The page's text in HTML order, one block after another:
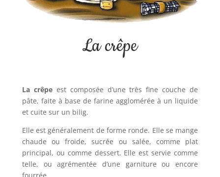
La crêpe
La crêpeest composée d’une très fine couche de
pâte, faite à base de farine agglomérée à un liquide
et cuite sur un bilig.
Elle est généralement de forme ronde. Elle se mange
chaude ou froide, sucrée ou salée, comme plat
principal, ou comme dessert. Elle est servie comme
telle, ou agrémentée d’une garniture ou encore